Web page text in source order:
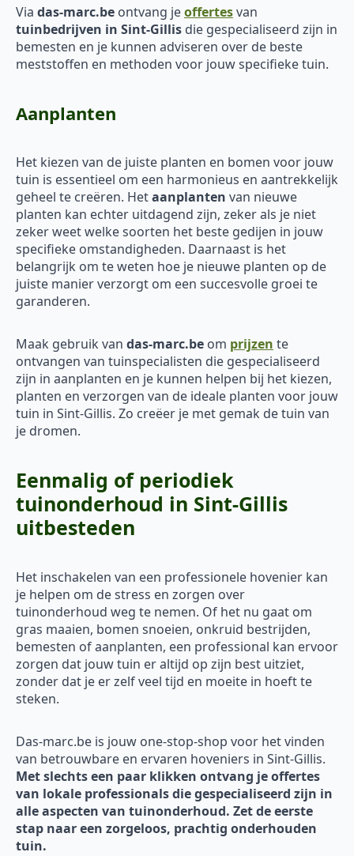
Via das-marc.be ontvang jeoffertesvan
tuinbedrijven in Sint-Gillis die gespecialiseerd zijn in
bemesten en je kunnen adviseren over de beste
meststoffen en methoden voor jouw specifieke tuin.
Aanplanten
Het kiezen van de juiste planten en bomen voor jouw
tuin is essentieel om een harmonieus en aantrekkelijk
geheel te creëren. Hetaanplanten van nieuwe
planten kan echter uitdagend zijn, zeker als je niet
zeker weet welke soorten het beste gedijen in jouw
specifieke omstandigheden. Daarnaast is het
belangrijk om te weten hoe je nieuwe planten op de
juiste manier verzorgt om een succesvolle groei te
garanderen.
Maak gebruik van das-marc.be om prijzen te
ontvangen van tuinspecialisten die gespecialiseerd
zijn in aanplanten en je kunnen helpen bij het kiezen,
planten en verzorgen van de ideale planten voor jouw
tuin in Sint-Gillis. Zo creëer je met gemak de tuin van
je dromen.
Eenmalig of periodiek
tuinonderhoud in Sint-Gillis
uitbesteden
Het inschakelen van een professionele hovenier kan
je helpen om de stress en zorgen over
tuinonderhoud weg te nemen. Of het nu gaat om
gras maaien, bomen snoeien, onkruid bestrijden,
bemesten of aanplanten, een professional kan ervoor
zorgen dat jouw tuin er altijd op zijn best uitziet,
zonder dat je er zelf veel tijd en moeite in hoeft te
steken.
Das-marc.be is jouw one-stop-shop voor het vinden
van betrouwbare en ervaren hoveniers in Sint-Gillis.
Met slechts een paar klikken ontvang je offertes
van lokale professionals die gespecialiseerd zijn in
alle aspecten van tuinonderhoud. Zet de eerste
stap naar een zorgeloos, prachtig onderhouden
tuin.